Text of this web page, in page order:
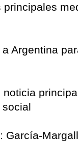
Argentina